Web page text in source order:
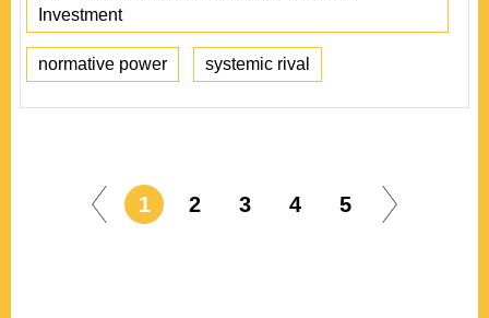
Investment
normative power systemic rival
1 2 3 4 5